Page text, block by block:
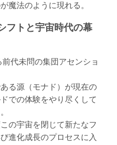
魔法のように現れる。
フトと宇宙時代の幕
代未問の集団アセンショ
る源（モナド）が現在の
での体験をやり尽くして
の宇宙を閉じて新たなフ
進化成長のプロセスに入